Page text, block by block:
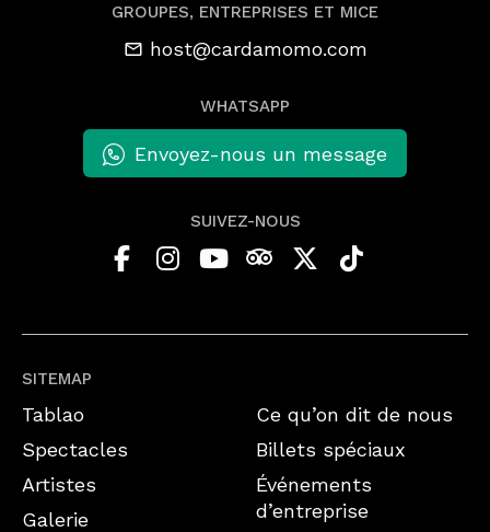
SITEMAP
Tablao
Spectacles
Artistes
Galerie
Ce qu’on dit de nous
Billets spéciaux
Événements
d’entreprise
GROUPES, ENTREPRISES ET MICE
host@cardamomo.com
WHATSAPP
Envoyez-nous un message
SUIVEZ-NOUS